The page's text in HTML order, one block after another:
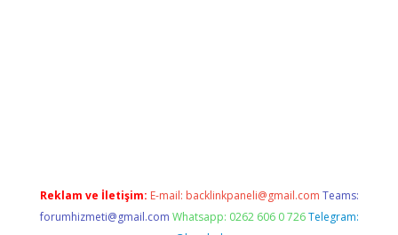
Reklam ve İletişim: E-mail: backlinkpaneli@gmail.com Teams:
forumhizmeti@gmail.com Whatsapp: 0262 606 0 726 Telegram: